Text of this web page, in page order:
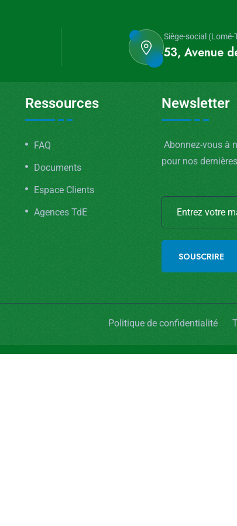
Siège-social (Lomé-
53, Avenue
Ressources
FAQ
Documents
Espace Clients
Agences TdE
Newsletter
Abonnez-vous à
pour nos
SOUSCRIRE
Politique de confidentialité